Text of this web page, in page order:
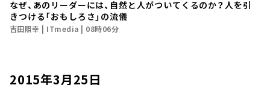
なぜ、あのリーダーには、自然と人がついてくるのか？――人を引
きつける「おもしろさ」の流儀
吉田照幸 ITmedia 08時06分
2015年3月25日